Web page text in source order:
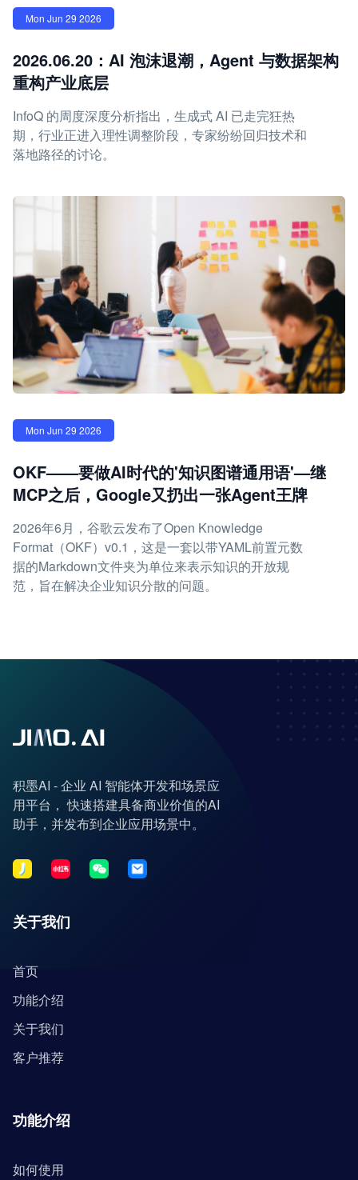
Mon Jun 29 2026
2026.06.20：AI 泡沫退潮，Agent 与数据架构
重构产业底层
InfoQ 的周度深度分析指出，生成式 AI 已走完狂热
期，行业正进入理性调整阶段，专家纷纷回归技术和
落地路径的讨论。
Mon Jun 29 2026
OKF——要做AI时代的'知识图谱通用语'—继
MCP之后，Google又扔出一张Agent王牌
2026年6月，谷歌云发布了Open Knowledge
Format（OKF）v0.1，这是一套以带YAML前置元数
据的Markdown文件夹为单位来表示知识的开放规
范，旨在解决企业知识分散的问题。
积墨AI - 企业 AI 智能体开发和场景应
用平台， 快速搭建具备商业价值的AI
助手，并发布到企业应用场景中。
关于我们
首页
功能介绍
关于我们
客户推荐
功能介绍
如何使用